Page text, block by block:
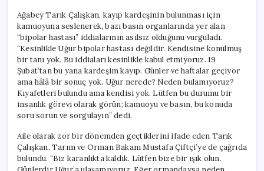
Ağabey Tarık Çalışkan, kayıp kardeşinin bulunması için
kamuoyuna seslenerek, bazı basın organlarında yer alan
“bipolar hastası” iddialarının asılsız olduğunu vurguladı.
“Kesinlikle Uğur bipolar hastası değildir. Kendisine konulmuş
bir tanı yok. Bu iddiaları kesinlikle kabul etmiyoruz. 19
Şubat’tan bu yana kardeşim kayıp. Günler ve haftalar geçiyor
ama hâlâ bir sonuç yok. Uğur nerede? Neden bulamıyoruz?
Kıyafetleri bulundu ama kendisi yok. Lütfen bu durumu bir
insanlık görevi olarak görün; kamuoyu ve basın, bu konuda
soru sorun ve sorgulayın” dedi.
Aile olarak zor bir dönemden geçtiklerini ifade eden Tarık
Çalışkan, Tarım ve Orman Bakanı Mustafa Çiftçi’ye de çağrıda
bulundu. “Biz karanlıkta kaldık. Lütfen bize bir ışık olun.